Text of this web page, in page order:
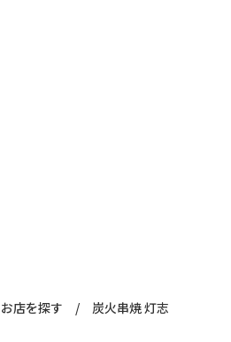
お店を探す / 炭火串焼 灯志